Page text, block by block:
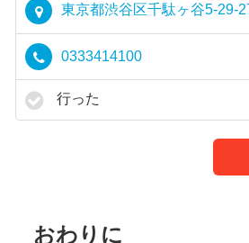
東京都渋谷区千駄ヶ谷5-29-
0333414100
行った
おわりに